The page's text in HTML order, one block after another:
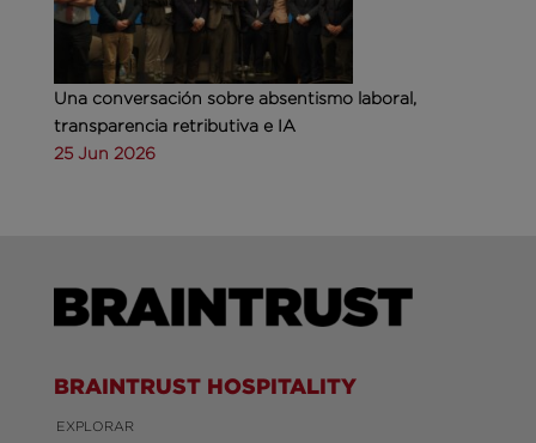
Una conversación sobre absentismo laboral,
transparencia retributiva e IA
25 Jun 2026
BRAINTRUST HOSPITALITY
EXPLORAR